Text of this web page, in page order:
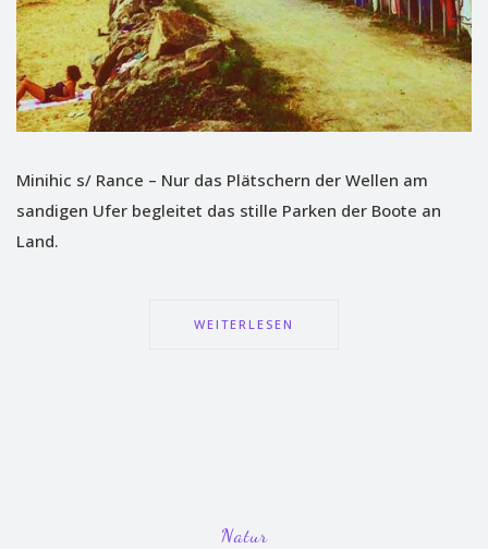
Minihic s/ Rance – Nur das Plätschern der Wellen am
sandigen Ufer begleitet das stille Parken der Boote an
Land.
WEITERLESEN
Natur